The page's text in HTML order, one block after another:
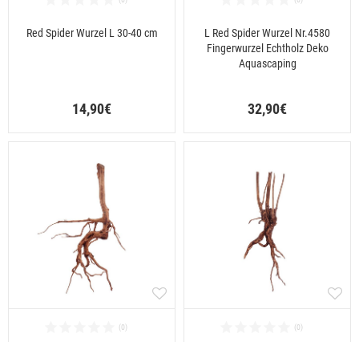
Red Spider Wurzel L 30-40 cm
14,90€
L Red Spider Wurzel Nr.4580
Fingerwurzel Echtholz Deko
Aquascaping
32,90€